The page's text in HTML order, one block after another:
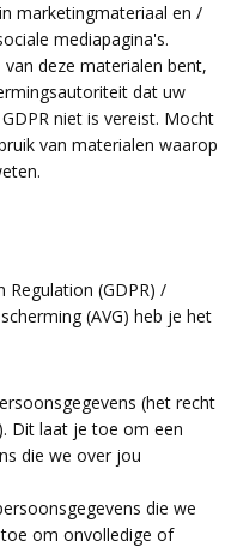
marketingmateriaal en /
mediapagina's.
deze materialen bent,
dat uw
niet is vereist. Mocht
van materialen waarop
(GDPR) /
(AVG) heb je het
(het recht
Dit laat je toe om een
die we over jou
die we
om onvolledige of